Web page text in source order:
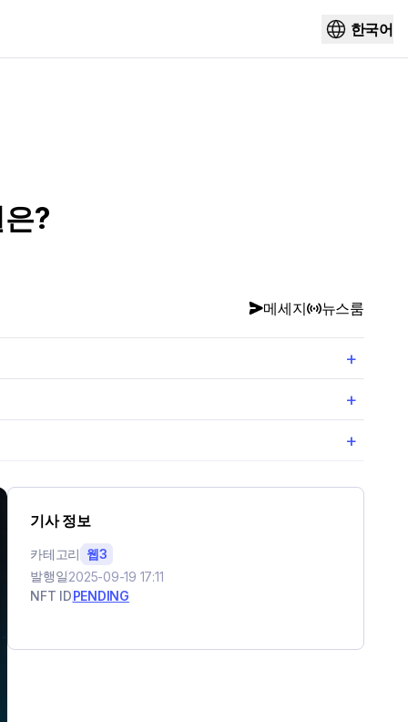
한국어
?
메세지 뉴스룸
+
+
+
기사 정보
카테고리 웹3
발행일2025-09-19 17:11
NFT IDPENDING